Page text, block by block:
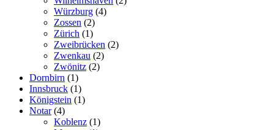
Würzburg (4)
Zossen (2)
Zürich (1)
Zweibrücken (2)
Zwenkau (2)
Zwönitz (2)
Dornbirn (1)
Innsbruck (1)
Königstein (1)
Notar(4)
Koblenz (1)